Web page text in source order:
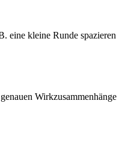
eine kleine Runde spazieren
Wirkzusammenhänge